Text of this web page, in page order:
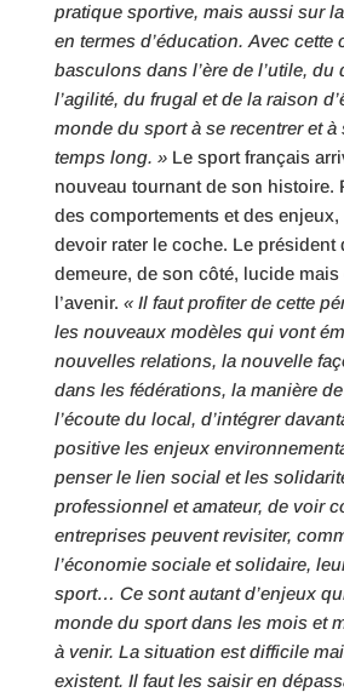
pratique sportive, mais aussi sur
en termes d’éducation. Avec cette
basculons dans l’ère de l’utile, du
l’agilité, du frugal et de la raison
monde du sport à se recentrer et à
temps long. »Le sport français
nouveau tournant de son histoire.
des comportements et des
devoir rater le coche. Le président
demeure, de son côté, lucide
l’avenir. « Il faut profiter de cette
les nouveaux modèles qui vont
nouvelles relations, la nouvelle
dans les fédérations, la manière
l’écoute du local, d’intégrer
positive les enjeux
penser le lien social et les
professionnel et amateur, de voir
entreprises peuvent revisiter,
l’économie sociale et solidaire,
sport… Ce sont autant d’enjeux
monde du sport dans les mois et
à venir. La situation est difficile
existent. Il faut les saisir en